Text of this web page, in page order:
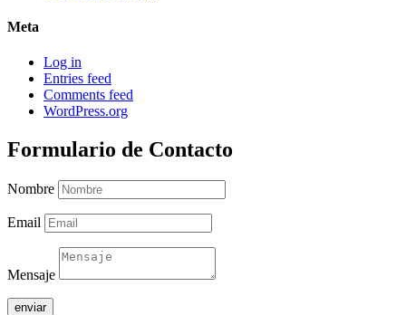
Meta
Log in
Entries feed
Comments feed
WordPress.org
Formulario de Contacto
Nombre
Email
Mensaje
enviar